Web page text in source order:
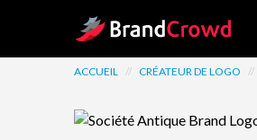
Site Logo
ACCUEIL // CRÉATEUR DE LOGO //